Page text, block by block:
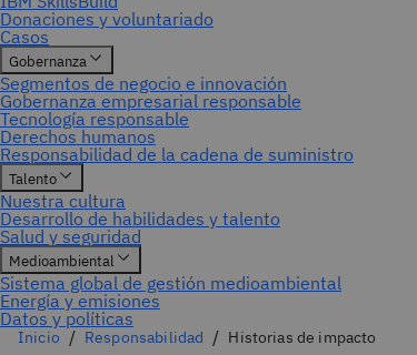
Inicio Responsabilidad Historias de impacto